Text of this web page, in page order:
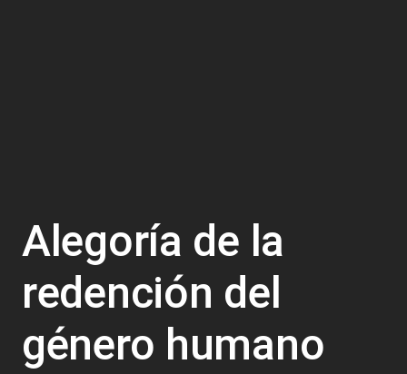
Alegoría de la
redención del
género humano